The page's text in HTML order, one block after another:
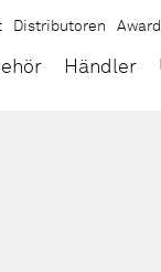
Händler
Distributoren